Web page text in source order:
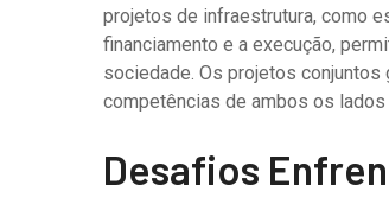
projetos de infraestrutura, como
financiamento e a execução,
sociedade. Os projetos
competências de ambos os
Desafios